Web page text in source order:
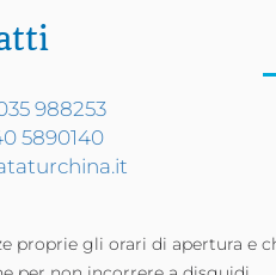
988253
5890140
proprie gli orari di apertura e